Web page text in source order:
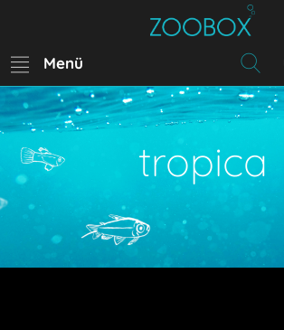
Menü
tropica